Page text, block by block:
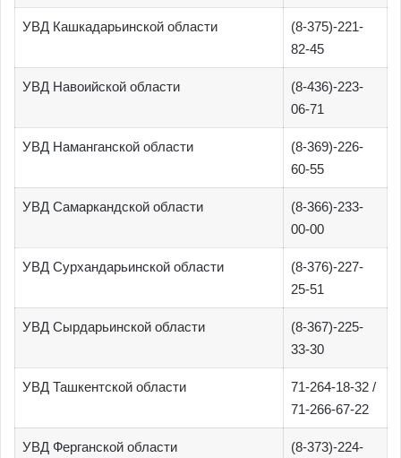
УВД Кашкадарьинской области
(8-375)-221-
82-45
УВД Навоийской области
(8-436)-223-
06-71
УВД Наманганской области
(8-369)-226-
60-55
УВД Самаркандской области
(8-366)-233-
00-00
УВД Сурхандарьинской области
(8-376)-227-
25-51
УВД Сырдарьинской области
(8-367)-225-
33-30
УВД Ташкентской области
71-264-18-32 /
71-266-67-22
УВД Ферганской области (8-373)-224-